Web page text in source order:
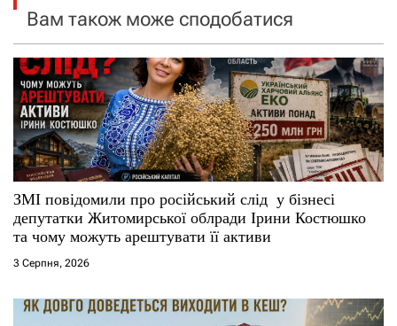
а
п
и
с
і
в
Вам також може сподобатися
ЗМІ повідомили про російський слід у бізнесі
депутатки Житомирської облради Ірини Костюшко
та чому можуть арештувати її активи
3 Серпня, 2026